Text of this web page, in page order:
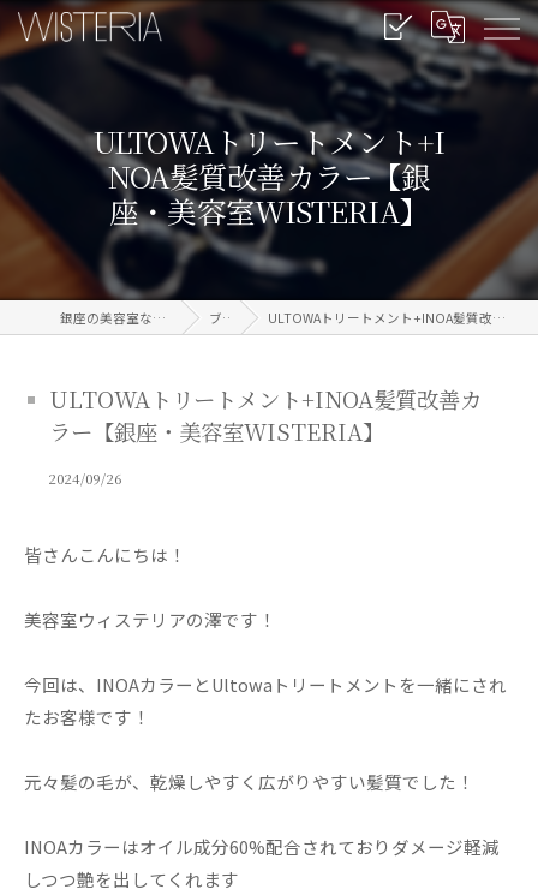
ULTOWAトリートメント+I
NOA髪質改善カラー【銀
座・美容室WISTERIA】
銀座の美容室なら信頼のWISTERIA ブログ ULTOWAトリートメント+INOA髪質改善カラー【銀座・美容室WISTERIA】
ULTOWAトリートメント+INOA髪質改善カ
ラー【銀座・美容室WISTERIA】
2024/09/26
皆さんこんにちは！
美容室ウィステリアの澤です！
今回は、INOAカラーとUltowaトリートメントを一緒にされ
たお客様です！
元々髪の毛が、乾燥しやすく広がりやすい髪質でした！
INOAカラーはオイル成分60%配合されておりダメージ軽減
しつつ艶を出してくれます